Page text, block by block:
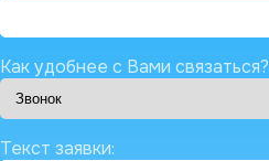
Как удобнее с Вами связаться?
Текст заявки: